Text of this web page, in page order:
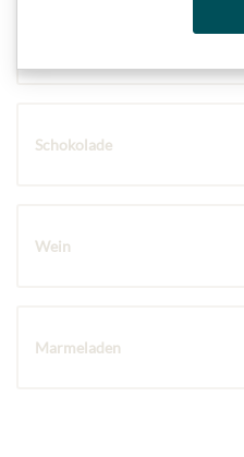
Schokolade
Wein
Marmeladen